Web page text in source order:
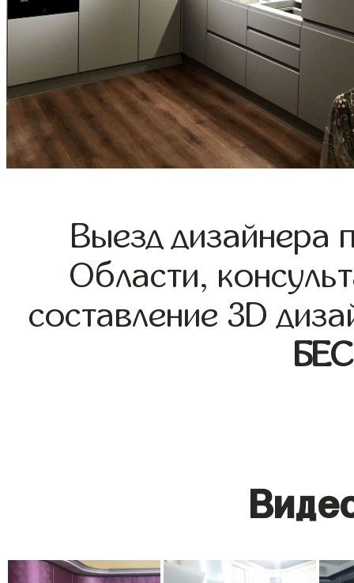
Выезд дизайнера
Области,
составление 3D